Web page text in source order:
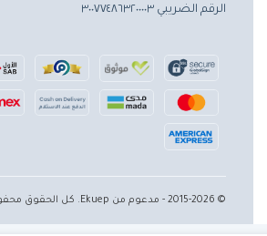
الرقم الضريبي ٣٠٠٧٧٤٨٦٣٢٠٠٠٠٣
© 2015-2026 - مدعوم من Ekuep. كل الحقوق محفوظة